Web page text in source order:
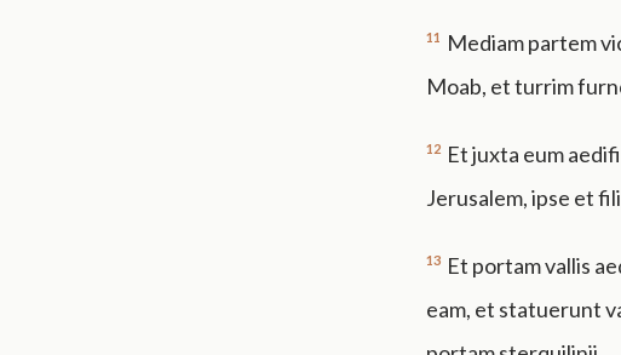
11
Mediam partem
Moab, et turrim
12 Et juxta eum
Jerusalem, ipse et
13 Et portam vallis
eam, et statuerunt